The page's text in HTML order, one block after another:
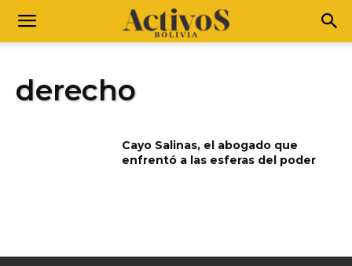
derecho
Cayo Salinas, el abogado que
enfrentó a las esferas del poder